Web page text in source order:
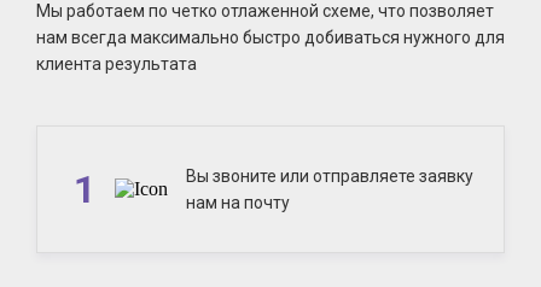
Мы работаем по четко отлаженной схеме, что позволяет
нам всегда максимально быстро добиваться нужного для
клиента результата
1
Вы звоните или отправляете заявку
нам на почту